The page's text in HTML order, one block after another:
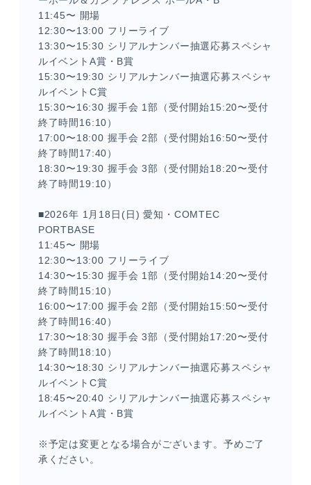
11:45〜 開場
12:30〜13:00 フリーライブ
13:30〜15:30 シリアルナンバー抽選応募スペシャ
ルイベントA賞・B賞
15:30〜19:30 シリアルナンバー抽選応募スペシャ
ルイベントC賞
15:30〜16:30 握手会 1部（受付開始15:20〜受付
終了時間16:10）
17:00〜18:00 握手会 2部（受付開始16:50〜受付
終了時間17:40）
18:30〜19:30 握手会 3部（受付開始18:20〜受付
終了時間19:10）
■2026年 1月18日(日) 愛知・COMTEC
PORTBASE
11:45〜 開場
12:30〜13:00 フリーライブ
14:30〜15:30 握手会 1部（受付開始14:20〜受付
終了時間15:10）
16:00〜17:00 握手会 2部（受付開始15:50〜受付
終了時間16:40）
17:30〜18:30 握手会 3部（受付開始17:20〜受付
終了時間18:10）
14:30〜18:30 シリアルナンバー抽選応募スペシャ
ルイベントC賞
18:45〜20:40 シリアルナンバー抽選応募スペシャ
ルイベントA賞・B賞
※予定は変更となる場合がございます。予めご了
承ください。